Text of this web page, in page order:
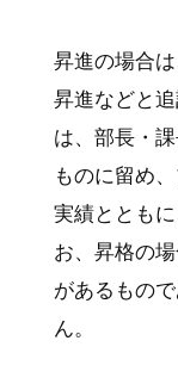
昇進の場合
昇進などと
は、部長・
ものに留め
実績ととも
お、昇格の
があるもの
ん。